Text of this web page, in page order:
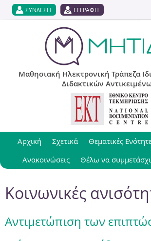
Jump to navigation
ΣΥΝΔΕΣΗ ΕΓΓΡΑΦΗ
Μαθησιακή Ηλεκτρονική Τράπεζα
Διδακτικών
Αρχική Σχετικά Θεματικές
Ανακοινώσεις
Θέλω να
Κοινωνικές
Αντιμετώπιση των